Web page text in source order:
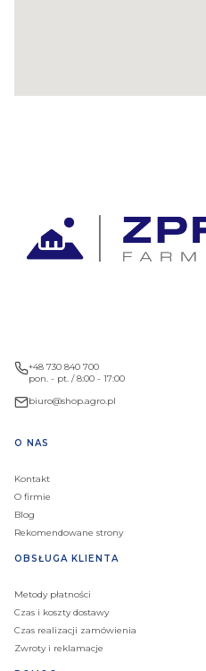
+48 730 840 700
pon. - pt. / 8:00 - 17:00
biuro@shop.agro.pl
Linki w stopce
O NAS
Kontakt
O firmie
Blog
Rekomendowane strony
OBSŁUGA KLIENTA
Metody płatności
Czas i koszty dostawy
Czas realizacji zamówienia
Zwroty i reklamacje